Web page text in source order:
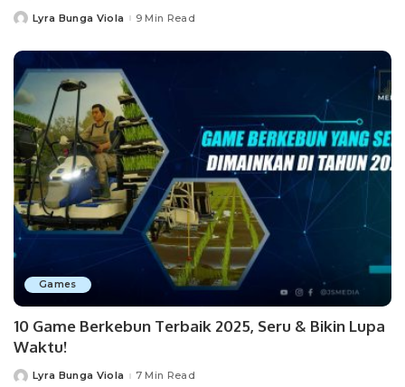
PostedLyra Bunga Viola 9 Min Read
Games
10 Game Berkebun Terbaik 2025, Seru & Bikin Lupa
Waktu!
PostedLyra Bunga Viola 7 Min Read